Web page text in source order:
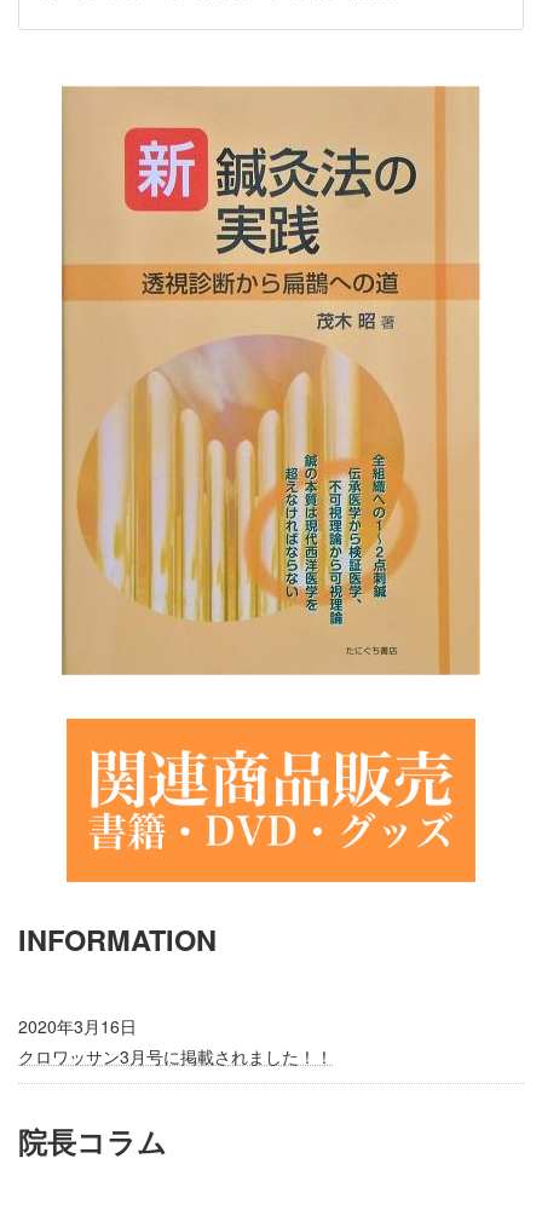
INFORMATION
2020年3月16日
クロワッサン3月号に掲載されました！！
院長コラム